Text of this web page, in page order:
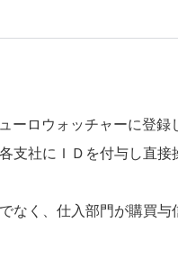
ーロウォッチャーに登
支社にＩＤを付与し直
なく、仕入部門が購買